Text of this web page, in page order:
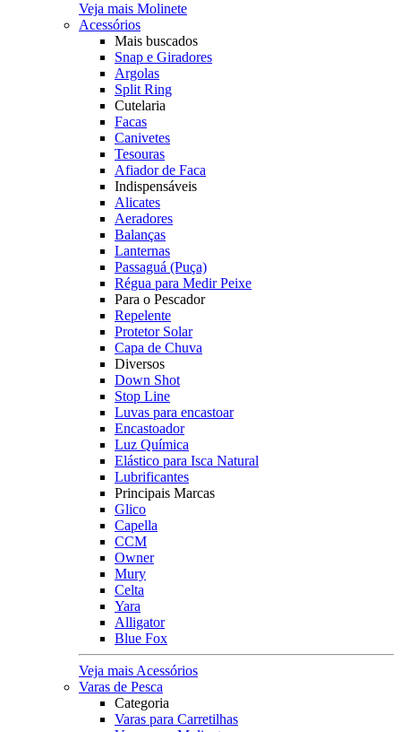
Veja mais Molinete
Acessórios
Mais buscados
Snap e Giradores
Argolas
Split Ring
Cutelaria
Facas
Canivetes
Tesouras
Afiador de Faca
Indispensáveis
Alicates
Aeradores
Balanças
Lanternas
Passaguá (Puça)
Régua para Medir Peixe
Para o Pescador
Repelente
Protetor Solar
Capa de Chuva
Diversos
Down Shot
Stop Line
Luvas para encastoar
Encastoador
Luz Química
Elástico para Isca Natural
Lubrificantes
Principais Marcas
Glico
Capella
CCM
Owner
Mury
Celta
Yara
Alligator
Blue Fox
Veja mais Acessórios
Varas de Pesca
Categoria
Varas para Carretilhas